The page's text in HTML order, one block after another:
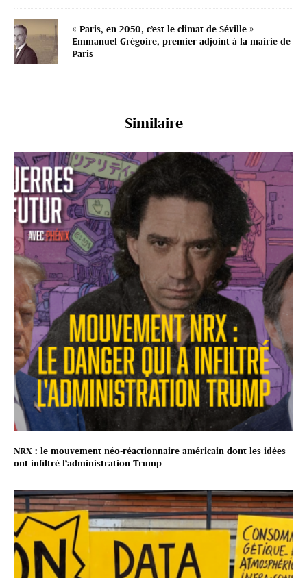
« Paris, en 2050, c’est le climat de Séville »
Emmanuel Grégoire, premier adjoint à la mairie de
Paris
Similaire
NRX : le mouvement néo-réactionnaire américain dont les idées
ont infiltré l’administration Trump